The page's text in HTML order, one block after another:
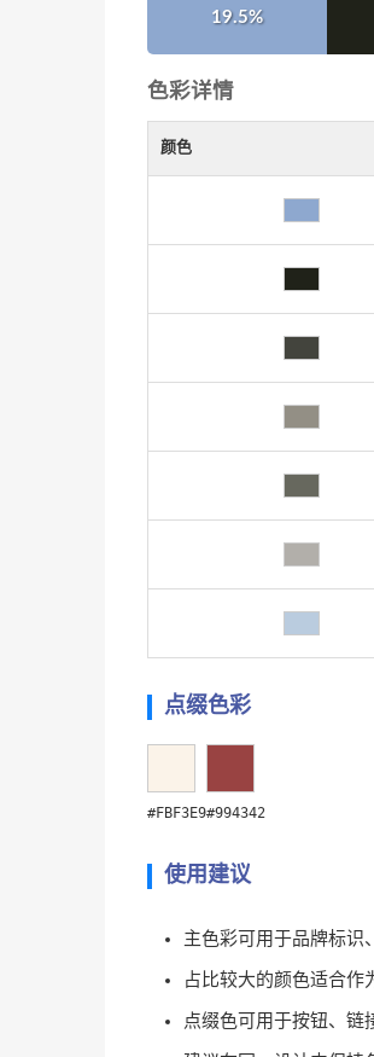
19.5%
色彩详情
颜色
点缀色彩
#FBF3E9#994342
使用建议
主色彩可用于品牌标识
占比较大的颜色适合作
点缀色可用于按钮、链